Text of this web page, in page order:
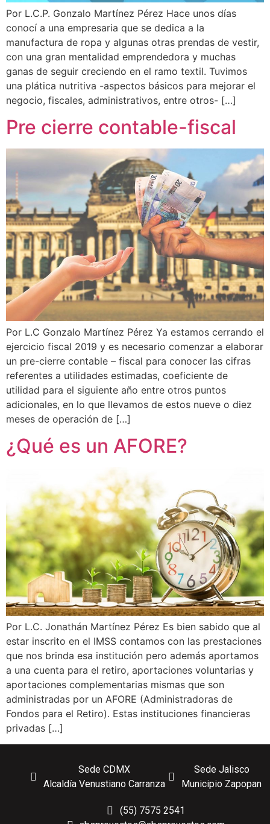
Por L.C.P. Gonzalo Martínez Pérez Hace unos días
conocí a una empresaria que se dedica a la
manufactura de ropa y algunas otras prendas de vestir,
con una gran mentalidad emprendedora y muchas
ganas de seguir creciendo en el ramo textil. Tuvimos
una plática nutritiva -aspectos básicos para mejorar el
negocio, fiscales, administrativos, entre otros- […]
Pre cierre contable-fiscal
Por L.C Gonzalo Martínez Pérez Ya estamos cerrando el
ejercicio fiscal 2019 y es necesario comenzar a elaborar
un pre-cierre contable – fiscal para conocer las cifras
referentes a utilidades estimadas, coeficiente de
utilidad para el siguiente año entre otros puntos
adicionales, en lo que llevamos de estos nueve o diez
meses de operación de […]
¿Qué es un AFORE?
Por L.C. Jonathán Martínez Pérez Es bien sabido que al
estar inscrito en el IMSS contamos con las prestaciones
que nos brinda esa institución pero además aportamos
a una cuenta para el retiro, aportaciones voluntarias y
aportaciones complementarias mismas que son
administradas por un AFORE (Administradoras de
Fondos para el Retiro). Estas instituciones financieras
privadas […]
Sede CDMX
Alcaldía Venustiano Carranza
Sede Jalisco
Municipio Zapopan
(55) 7575 2541